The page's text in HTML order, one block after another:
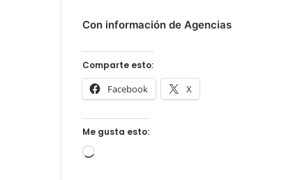
Con información de Agencias
Comparte esto:
Facebook X
Me gusta esto:
Cargando...